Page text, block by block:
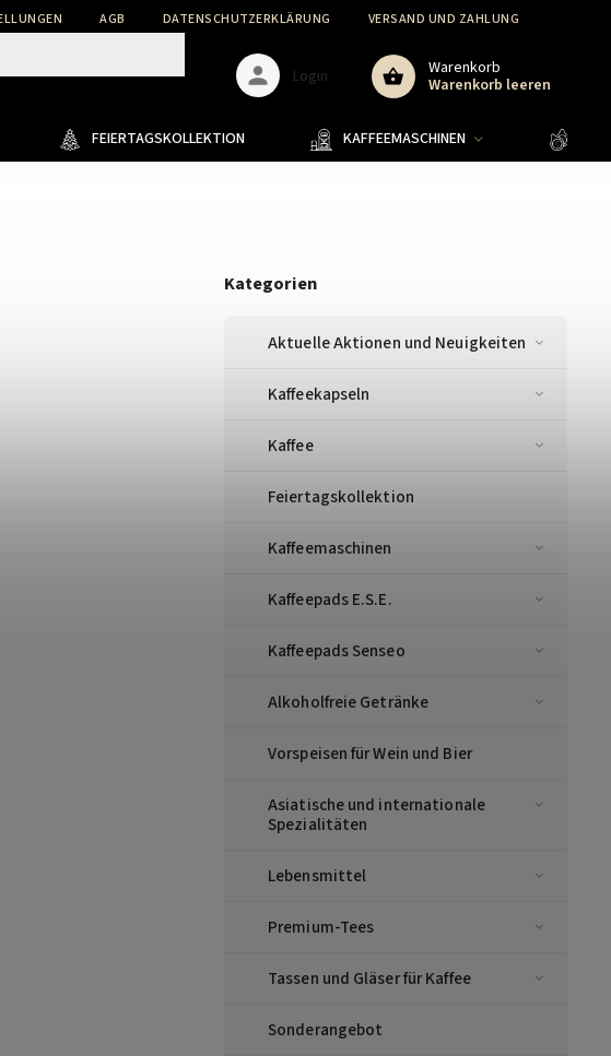
AGB DATENSCHUTZERKLÄRUNG VERSAND UND ZAHLUNG
Warenkorb
Warenkorb leeren
Login
FEIERTAGSKOLLEKTION KAFFEEMASCHINEN
Kategorien
Aktuelle Aktionen und Neuigkeiten
Kaffeekapseln
Kaffee
Feiertagskollektion
Kaffeemaschinen
Kaffeepads E.S.E.
Kaffeepads Senseo
Alkoholfreie Getränke
Vorspeisen für Wein und Bier
Asiatische und internationale
Spezialitäten
Lebensmittel
Premium-Tees
Tassen und Gläser für Kaffee
Sonderangebot